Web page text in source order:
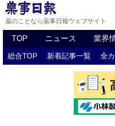
薬のことなら薬事日報ウェブサイト
TOP ニュース 業界
総合TOP 新着記事一覧 全